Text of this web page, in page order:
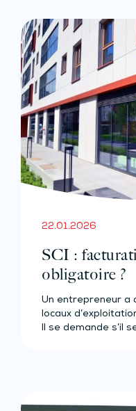
22.01.2026
SCI :
obligatoire ?
Un entrepreneur a
locaux
Il se demande s’il